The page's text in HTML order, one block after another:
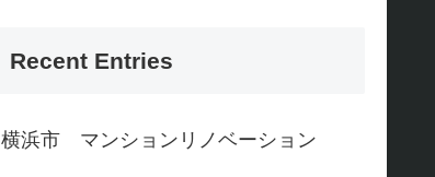
Recent Entries
横浜市 マンションリノベーション